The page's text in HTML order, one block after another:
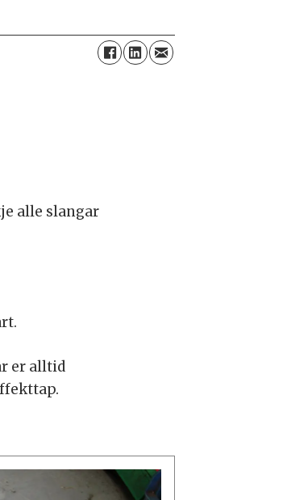
alle slangar
er alltid